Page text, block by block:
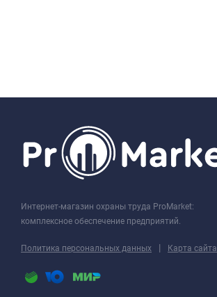
Интернет-магазин охраны труда ProMarket:
комплексное обеспечение предприятий.
Политика персональных данных | Карта сайта